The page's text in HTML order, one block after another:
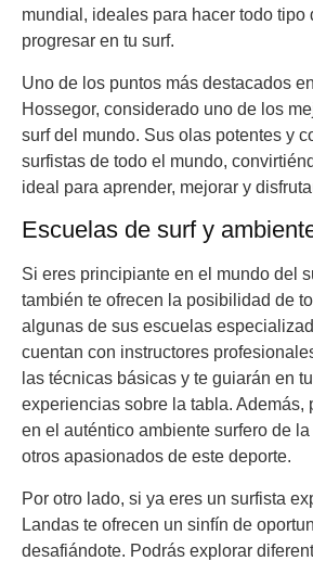
mundial, ideales para hacer todo tipo
progresar en tu surf.
Uno de los puntos más destacados
Hossegor, considerado uno de los
surf del mundo. Sus olas potentes y
surfistas de todo el mundo,
ideal para aprender, mejorar y
Escuelas de surf y
Si eres principiante en el mundo del
también te ofrecen la posibilidad de
algunas de sus escuelas
cuentan con instructores
las técnicas básicas y te guiarán en
experiencias sobre la tabla. Además,
en el auténtico ambiente surfero de
otros apasionados de este deporte.
Por otro lado, si ya eres un surfista
Landas te ofrecen un sinfín de
desafiándote. Podrás explorar